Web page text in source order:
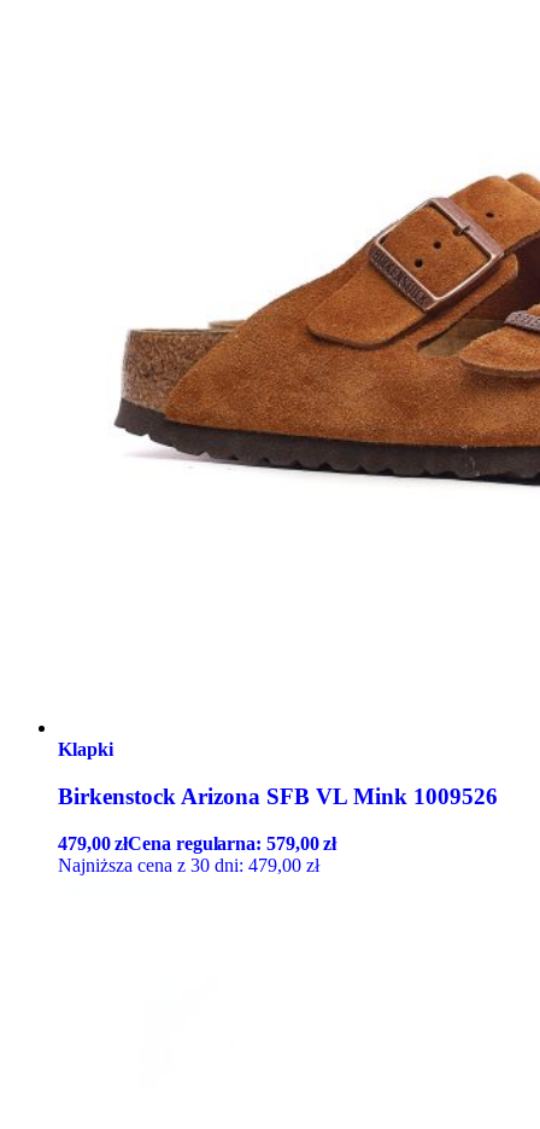
Klapki
Birkenstock Arizona SFB VL Mink 1009526
479,00złCena regularna:579,00zł
Najniższa cena z 30 dni: 479,00 zł